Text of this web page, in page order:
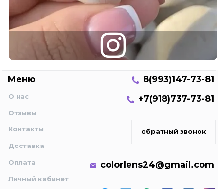
Меню
О нас
Отзывы
Контакты
Доставка
Оплата
Личный кабинет
8(993)147-73-81
+7(918)737-73-81
обратный звонок
colorlens24@gmail.com